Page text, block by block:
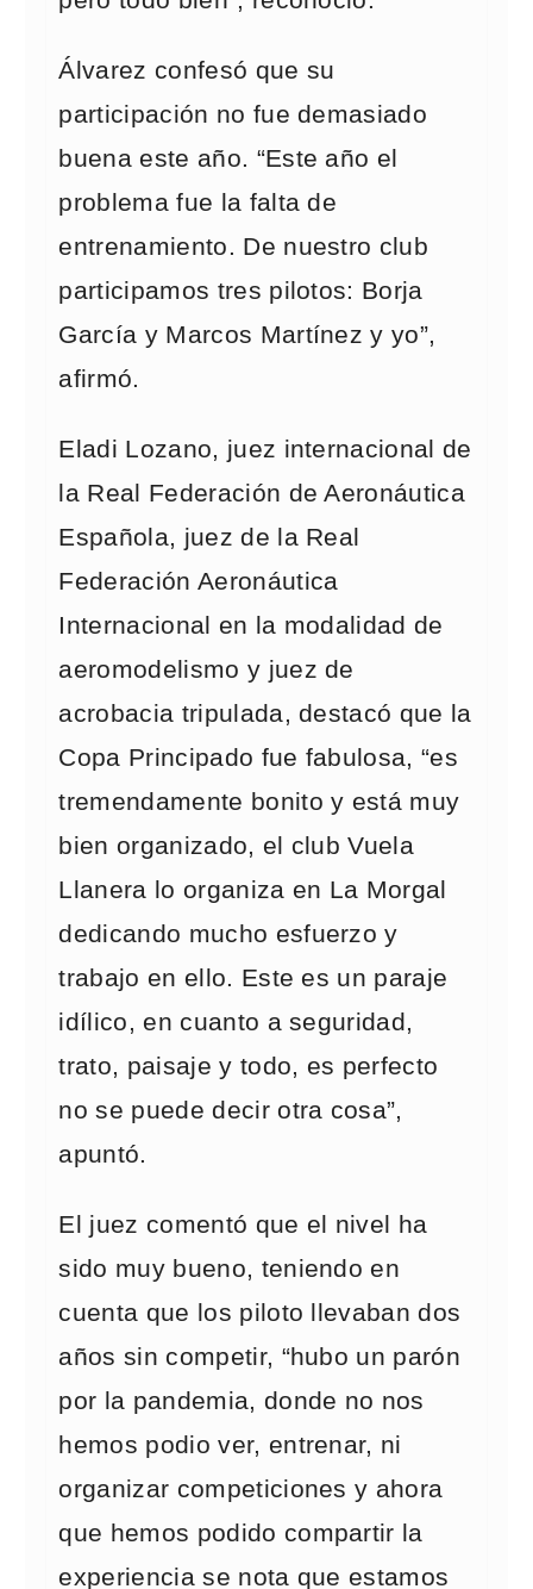
Álvarez confesó que su
participación no fue demasiado
buena este año. “Este año el
problema fue la falta de
entrenamiento. De nuestro club
participamos tres pilotos: Borja
García y Marcos Martínez y yo”,
afirmó.
Eladi Lozano, juez internacional de
la Real Federación de Aeronáutica
Española, juez de la Real
Federación Aeronáutica
Internacional en la modalidad de
aeromodelismo y juez de
acrobacia tripulada, destacó que la
Copa Principado fue fabulosa, “es
tremendamente bonito y está muy
bien organizado, el club Vuela
Llanera lo organiza en La Morgal
dedicando mucho esfuerzo y
trabajo en ello. Este es un paraje
idílico, en cuanto a seguridad,
trato, paisaje y todo, es perfecto
no se puede decir otra cosa”,
apuntó.
El juez comentó que el nivel ha
sido muy bueno, teniendo en
cuenta que los piloto llevaban dos
años sin competir, “hubo un parón
por la pandemia, donde no nos
hemos podio ver, entrenar, ni
organizar competiciones y ahora
que hemos podido compartir la
experiencia se nota que estamos